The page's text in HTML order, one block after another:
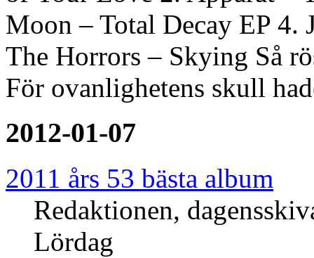
Moon – Total Decay EP
The Horrors – Skying Så
För ovanlighetens skull
2012-01-07
2011 års 53 bästa album
Redaktionen,
Lördag